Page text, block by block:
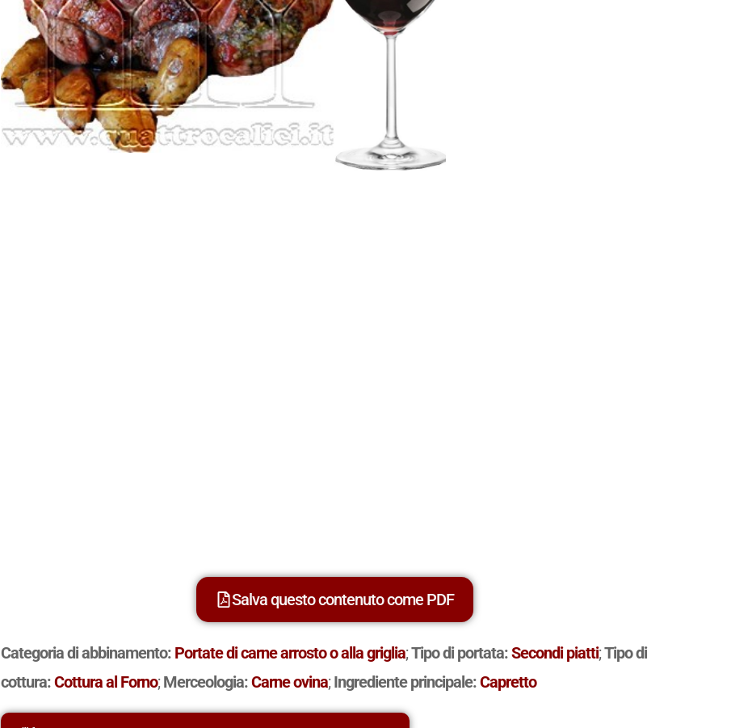
Salva questo contenuto come PDF
Categoria di abbinamento: Portate di carne arrosto o alla griglia;Tipo di portata:Secondi piatti;Tipo di
cottura:Cottura al Forno;Merceologia:Carne ovina;Ingrediente principale:Capretto